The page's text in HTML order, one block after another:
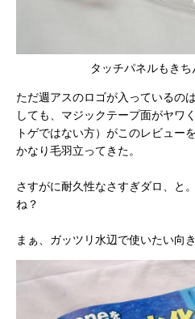
タッチパネルもきち
ただ週アスのロゴが入っているの
しても、マジックテープ面がヤワ
トゲではない方）がこのレビュー
かなり毛羽立ってきた。
さすがに耐久性なさすぎダロ、と
ね？
まぁ、ガッツリ水辺で使いたい向